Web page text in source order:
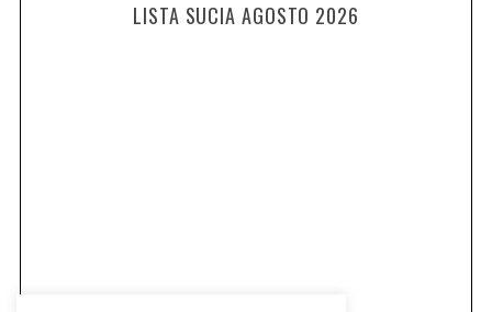
LISTA SUCIA AGOSTO 2026